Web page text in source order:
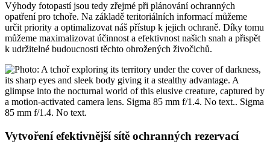
Výhody fotopastí jsou tedy zřejmé při plánování ochranných
opatření pro tchoře. Na základě teritoriálních informací můžeme
určit priority a optimalizovat náš přístup k jejich ochraně. Díky tomu
můžeme maximalizovat účinnost a efektivnost našich snah a přispět
k udržitelné budoucnosti těchto ohrožených živočichů.
Vytvoření efektivnější sítě ochranných rezervací